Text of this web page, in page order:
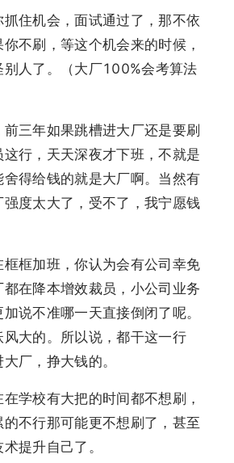
住机会，面试通过了，那不依
你不刷，等这个机会来的时候，
别人了。（大厂100%会考算法
三年如果跳槽进大厂还是要刷
行，天天深夜才下班，不就是
得给钱的就是大厂啊。当然有
强度太大了，受不了，我宁愿钱
框加班，你认为会有公司幸免
在降本增效裁员，小公司业务
说不准哪一天直接倒闭了呢。
大的。所以说，都干这一行
厂，挣大钱的。
学校有大把的时间都不想刷，
不行那可能更不想刷了，甚至
提升自己了。